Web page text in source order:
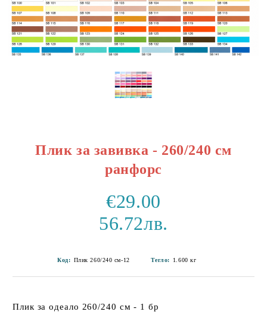
Плик за завивка - 260/240 см
ранфорс
€29.00
56.72лв.
Код: Плик 260/240 см-12 Тегло: 1.600 кг
Плик за одеало 260/240 см - 1 бр